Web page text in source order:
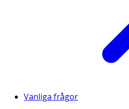
Vanliga frågor